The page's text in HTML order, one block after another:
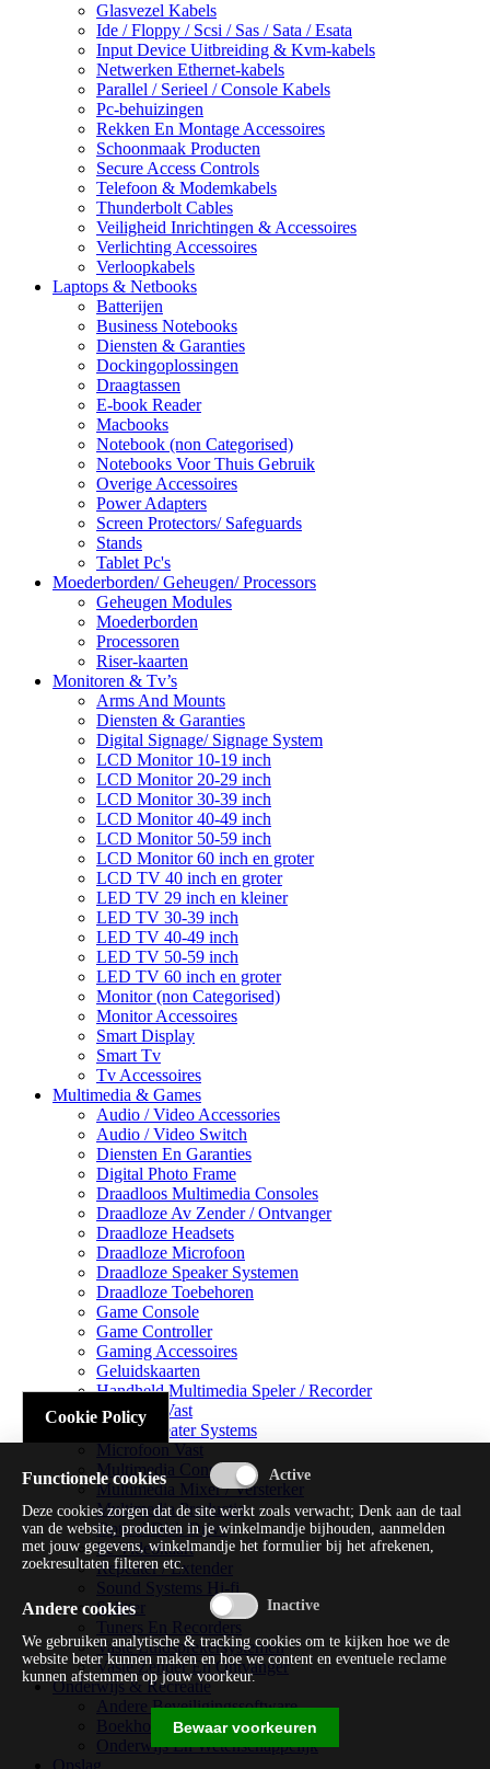
Glasvezel Kabels
Ide / Floppy / Scsi / Sas / Sata / Esata
Input Device Uitbreiding & Kvm-kabels
Netwerken Ethernet-kabels
Parallel / Serieel / Console Kabels
Pc-behuizingen
Rekken En Montage Accessoires
Schoonmaak Producten
Secure Access Controls
Telefoon & Modemkabels
Thunderbolt Cables
Veiligheid Inrichtingen & Accessoires
Verlichting Accessoires
Verloopkabels
Laptops & Netbooks
Batterijen
Business Notebooks
Diensten & Garanties
Dockingoplossingen
Draagtassen
E-book Reader
Macbooks
Notebook (non Categorised)
Notebooks Voor Thuis Gebruik
Overige Accessoires
Power Adapters
Screen Protectors/ Safeguards
Stands
Tablet Pc's
Moederborden/ Geheugen/ Processors
Geheugen Modules
Moederborden
Processoren
Riser-kaarten
Monitoren & Tv’s
Arms And Mounts
Diensten & Garanties
Digital Signage/ Signage System
LCD Monitor 10-19 inch
LCD Monitor 20-29 inch
LCD Monitor 30-39 inch
LCD Monitor 40-49 inch
LCD Monitor 50-59 inch
LCD Monitor 60 inch en groter
LCD TV 40 inch en groter
LED TV 29 inch en kleiner
LED TV 30-39 inch
LED TV 40-49 inch
LED TV 50-59 inch
LED TV 60 inch en groter
Monitor (non Categorised)
Monitor Accessoires
Smart Display
Smart Tv
Tv Accessoires
Multimedia & Games
Audio / Video Accessories
Audio / Video Switch
Diensten En Garanties
Digital Photo Frame
Draadloos Multimedia Consoles
Draadloze Av Zender / Ontvanger
Draadloze Headsets
Draadloze Microfoon
Draadloze Speaker Systemen
Draadloze Toebehoren
Game Console
Game Controller
Gaming Accessoires
Geluidskaarten
Handheld Multimedia Speler / Recorder
Headsets Vast
Home Theater Systems
Microfoon Vast
Multimedia Consoles
Multimedia Mixer / Versterker
Multimedia Productie
Optical Disk Drive
Pc Videokaart
Repeater / Extender
Sound Systems Hi-fi
Splitter
Tuners En Recorders
Vaste Luidsprekersystemen
Vaste Zender En Ontvanger
Onderwijs & Recreatie
Andere Beveiligingssoftware
Boekhouding / Financiën
Onderwijs En Wetenschappelijk
Cookie Policy
Functionele cookies
Deze cookies zorgen dat de site werkt zoals verwacht; Denk aan de taal
van de website, producten in je winkelmandje bijhouden, aanmelden
met jouw gegevens, winkelmandje het formulier bij het afrekenen,
zoekresultaten filteren etc.
Andere cookies
We gebruiken analytische & tracking cookies om te kijken hoe we de
website beter kunnen maken en hoe we content en eventuele reclame
kunnen afstemmen op jouw voorkeur.
Bewaar voorkeuren